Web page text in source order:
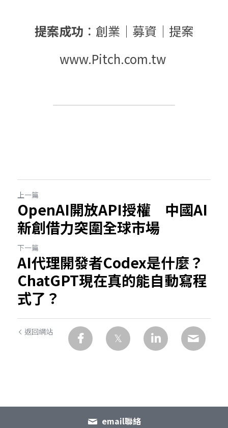
提案成功 ：創業｜募資｜提案
www.Pitch.com.tw
上一篇
OpenAI開放API授權 中國AI
新創借力突圍全球市場
下一篇
AI代理開發者Codex是什麼？
ChatGPT現在真的能自動寫程
式了？
返回網站
email聯絡